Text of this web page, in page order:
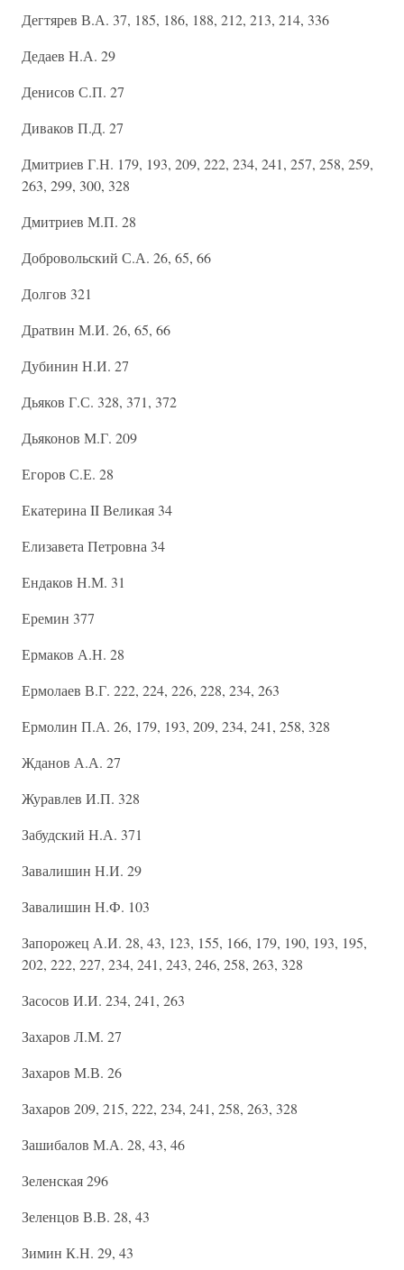
Дегтярев В.А. 37, 185, 186, 188, 212, 213, 214, 336
Дедаев Н.А. 29
Денисов С.П. 27
Диваков П.Д. 27
Дмитриев Г.Н. 179, 193, 209, 222, 234, 241, 257, 258, 259,
263, 299, 300, 328
Дмитриев М.П. 28
Добровольский С.А. 26, 65, 66
Долгов 321
Дратвин М.И. 26, 65, 66
Дубинин Н.И. 27
Дьяков Г.С. 328, 371, 372
Дьяконов М.Г. 209
Егоров С.Е. 28
Екатерина II Великая 34
Елизавета Петровна 34
Ендаков Н.М. 31
Еремин 377
Ермаков А.Н. 28
Ермолаев В.Г. 222, 224, 226, 228, 234, 263
Ермолин П.А. 26, 179, 193, 209, 234, 241, 258, 328
Жданов А.А. 27
Журавлев И.П. 328
Забудский Н.А. 371
Завалишин Н.И. 29
Завалишин Н.Ф. 103
Запорожец А.И. 28, 43, 123, 155, 166, 179, 190, 193, 195,
202, 222, 227, 234, 241, 243, 246, 258, 263, 328
Засосов И.И. 234, 241, 263
Захаров Л.М. 27
Захаров М.В. 26
Захаров 209, 215, 222, 234, 241, 258, 263, 328
Зашибалов М.А. 28, 43, 46
Зеленская 296
Зеленцов В.В. 28, 43
Зимин К.Н. 29, 43